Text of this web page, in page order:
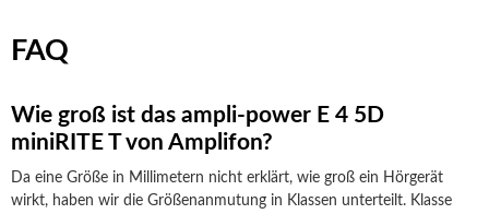
FAQ
Wie groß ist das ampli-power E 4 5D
miniRITE T von Amplifon?
Da eine Größe in Millimetern nicht erklärt, wie groß ein Hörgerät
wirkt, haben wir die Größenanmutung in Klassen unterteilt. Klasse